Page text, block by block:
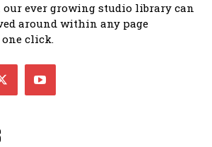
our ever growing studio library can
around within any page
click.